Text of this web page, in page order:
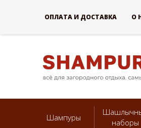
Шампуры
наборы
ОПЛАТА И ДОСТАВКА О